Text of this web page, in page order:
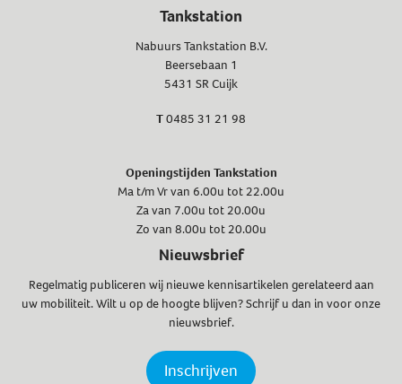
Tankstation
Nabuurs Tankstation B.V.
Beersebaan 1
5431 SR Cuijk
T0485 31 21 98
Openingstijden Tankstation
Ma t/m Vr van 6.00u tot 22.00u
Za van 7.00u tot 20.00u
Zo van 8.00u tot 20.00u
Nieuwsbrief
Regelmatig publiceren wij nieuwe kennisartikelen gerelateerd aan
uw mobiliteit. Wilt u op de hoogte blijven? Schrijf u dan in voor onze
nieuwsbrief.
Inschrijven